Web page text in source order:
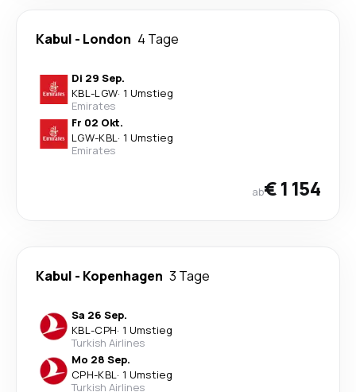
Kabul - London 4 Tage
Di 29 Sep.
KBL-LGW· 1 Umstieg
Emirates
Fr 02 Okt.
LGW-KBL· 1 Umstieg
Emirates
ab€ 1 154
Kabul - Kopenhagen 3 Tage
Sa 26 Sep.
KBL-CPH· 1 Umstieg
Turkish Airlines
Mo 28 Sep.
CPH-KBL· 1 Umstieg
Turkish Airlines